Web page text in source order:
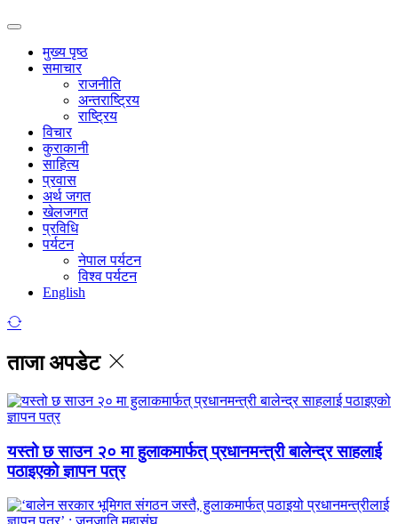
मुख्य पृष्ठ
समाचार
राजनीति
अन्तराष्ट्रिय
राष्ट्रिय
विचार
कुराकानी
साहित्य
प्रवास
अर्थ जगत
खेलजगत
प्रविधि
पर्यटन
नेपाल पर्यटन
विश्व पर्यटन
English
ताजा अपडेट
यस्तो छ साउन २० मा हुलाकमार्फत् प्रधानमन्त्री बालेन्द्र साहलाई
पठाइएको ज्ञापन पत्र